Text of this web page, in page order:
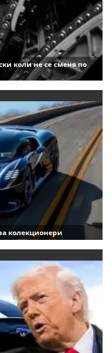
коли не се сменя по
колекционери